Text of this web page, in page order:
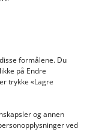
formålene. Du
på Endre
trykke «Lagre
og annen
ved